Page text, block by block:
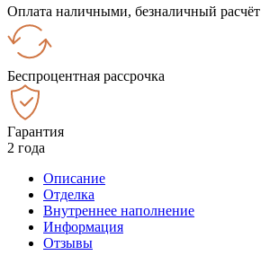
Оплата наличными, безналичный расчёт
Беспроцентная рассрочка
Гарантия
2 года
Описание
Отделка
Внутреннее наполнение
Информация
Отзывы